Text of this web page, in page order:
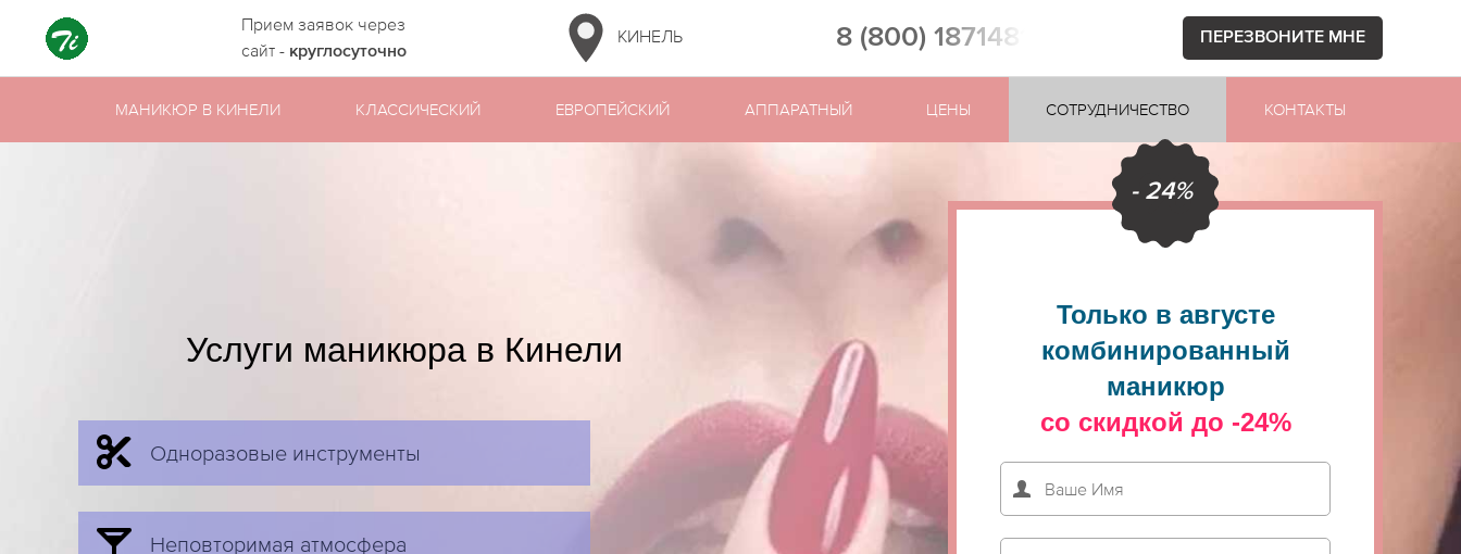
Прием заявок через
сайт - круглосуточно
КИНЕЛЬ 8 (800) 1871481 ПЕРЕЗВОНИТЕ МНЕ
МАНИКЮР В КИНЕЛИ КЛАССИЧЕСКИЙ ЕВРОПЕЙСКИЙ АППАРАТНЫЙ ЦЕНЫ СОТРУДНИЧЕСТВО КОНТАКТЫ
Услуги маникюра в Кинели
Одноразовые инструменты
Неповторимая атмосфера
- 24%
Только в августе
комбинированный
маникюр
со скидкой до -24%